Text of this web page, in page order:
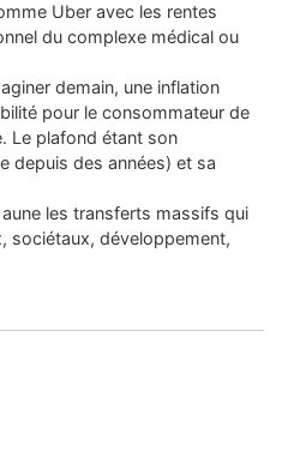
Uber avec les rentes
du complexe médical ou
demain, une inflation
pour le consommateur de
Le plafond étant son
depuis des années) et sa
les transferts massifs qui
sociétaux, développement,